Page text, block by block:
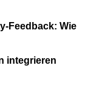
Feedback: Wie
integrieren